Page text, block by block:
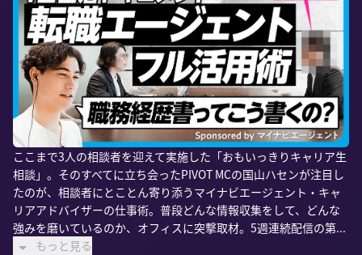
ここまで3人の相談者を迎えて実施した「おもいっきりキャリア生
相談」。そのすべてに立ち会ったPIVOT MCの国山ハセンが注目し
たのが、相談者にとことん寄り添うマイナビエージェント・キャ
リアアドバイザーの仕事術。普段どんな情報収集をして、どんな
強みを磨いているのか、オフィスに突撃取材。5週連続配信の第...
もっと見る